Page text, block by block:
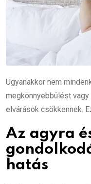
Ugyanakkor nem
megkönnyebbülést
elvárások csökkennek.
Az agyra
hatás